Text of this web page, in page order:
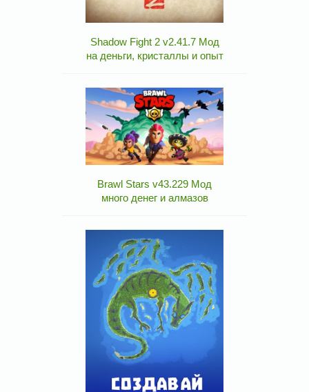
Shadow Fight 2 v2.41.7 Мод
на деньги, кристаллы и опыт
Brawl Stars v43.229 Мод
много денег и алмазов